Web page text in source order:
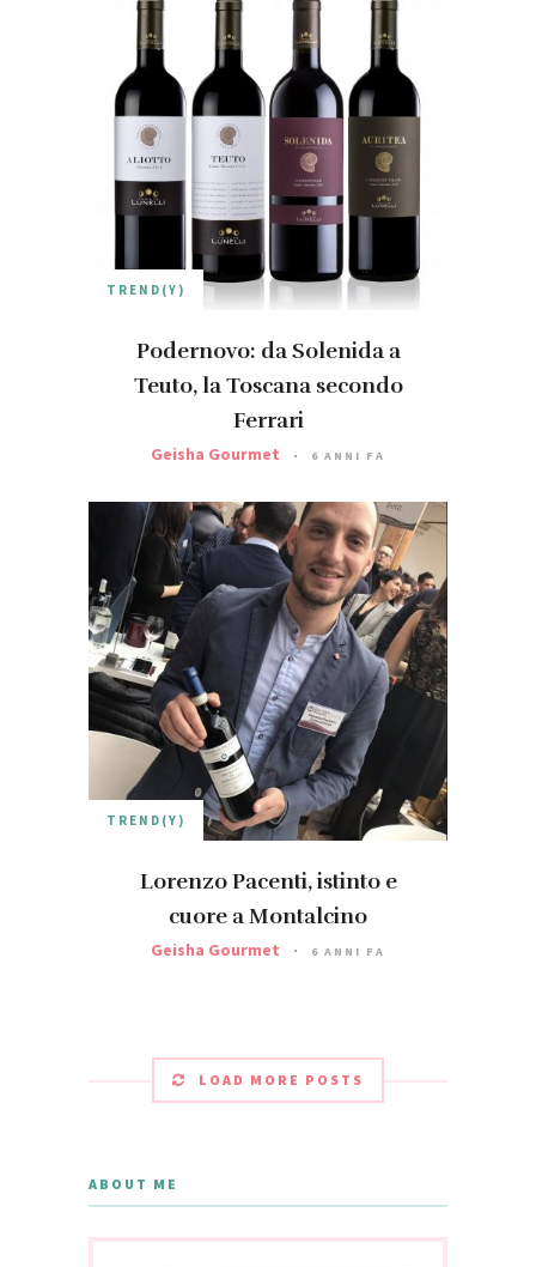
TREND(Y)
Podernovo: da Solenida a
Teuto, la Toscana secondo
Ferrari
Geisha Gourmet 6 ANNI FA
TREND(Y)
Lorenzo Pacenti, istinto e
cuore a Montalcino
Geisha Gourmet 6 ANNI FA
LOAD MORE POSTS
ABOUT ME